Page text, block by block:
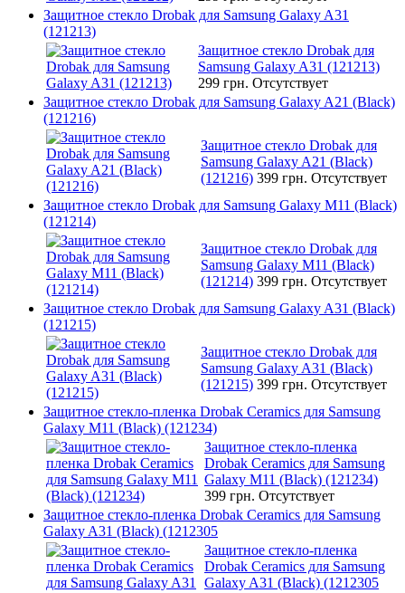
Защитное стекло Drobak для Samsung Galaxy A31
(121213)
Защитное стекло Drobak для
Samsung Galaxy A31 (121213)
299 грн. Отсутствует
Защитное стекло Drobak для Samsung Galaxy A21 (Black)
(121216)
Защитное стекло Drobak для
Samsung Galaxy A21 (Black)
(121216) 399 грн. Отсутствует
Защитное стекло Drobak для Samsung Galaxy M11 (Black)
(121214)
Защитное стекло Drobak для
Samsung Galaxy M11 (Black)
(121214) 399 грн. Отсутствует
Защитное стекло Drobak для Samsung Galaxy A31 (Black)
(121215)
Защитное стекло Drobak для
Samsung Galaxy A31 (Black)
(121215) 399 грн. Отсутствует
Защитное стекло-пленка Drobak Ceramics для Samsung
Galaxy M11 (Black) (121234)
Защитное стекло-пленка
Drobak Ceramics для Samsung
Galaxy M11 (Black) (121234)
399 грн. Отсутствует
Защитное стекло-пленка Drobak Ceramics для Samsung
Galaxy A31 (Black) (1212305
Защитное стекло-пленка
Drobak Ceramics для Samsung
Galaxy A31 (Black) (1212305